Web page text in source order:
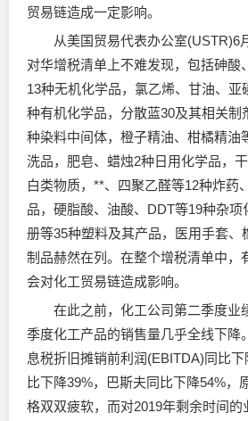
贸易链造成一定影响。
从美国贸易代表办公室(USTR)6
对华增税清单上不难发现，包括砷酸
13种无机化学品，氯乙烯、甘油、亚
种有机化学品，分散蓝30及其相关制
种染料中间体，橙子精油、柑橘精油
洗品，肥皂、蜡烛2种日用化学品，
白类物质，**、四聚乙醛等12种炸药
品，硬脂酸、油酸、DDT等19种杂项
册等35种塑料及其产品，医用手套、
制品赫然在列。在整个增税清单中，
会对化工贸易链造成影响。
在此之前，化工公司第二季度业
季度化工产品的销售量几乎全线下降
息税折旧摊销前利润(EBITDA)同比
比下降39%，巴斯夫同比下降54%，
格双双疲软，而对2019年剩余时间的